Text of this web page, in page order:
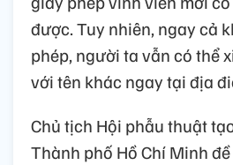
được. Tuy nhiên, ngay cả
phép, người ta vẫn có thể
với tên khác ngay tại địa
Chủ tịch Hội phẫu thuật
Thành phố Hồ Chí Minh